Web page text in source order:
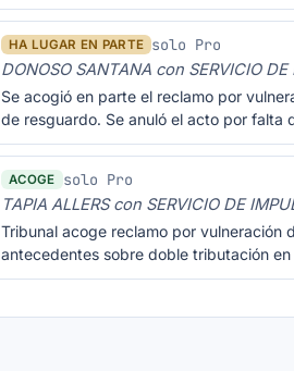
HA LUGAR EN PARTE solo Pro
DONOSO SANTANA con SERVICIO
Se acogió en parte el reclamo por
de resguardo. Se anuló el acto por
ACOGE solo Pro
TAPIA ALLERS con SERVICIO DE
Tribunal acoge reclamo por vulneración
antecedentes sobre doble tributación